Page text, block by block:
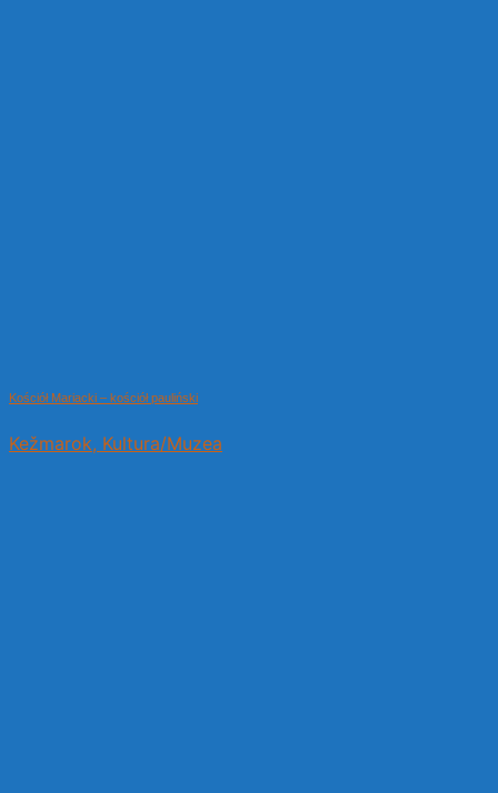
Kościół Mariacki – kościół pauliński
Kežmarok, Kultura/Muzea